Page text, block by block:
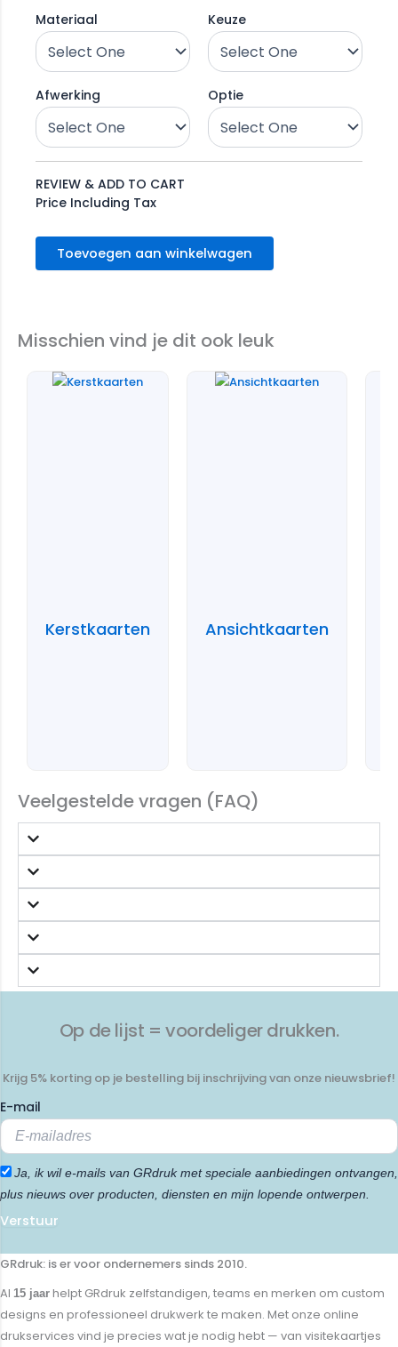
Materiaal Keuze
Afwerking Optie
REVIEW & ADD TO CART
Price Including Tax
Toevoegen aan winkelwagen
Misschien vind je dit ook leuk
Kerstkaarten Ansichtkaarten
Veelgestelde vragen (FAQ)
Op de lijst = voordeliger drukken.
Krijg 5% korting op je bestelling bij inschrijving van onze nieuwsbrief!
E-mail
Ja, ik wil e-mails van GRdruk met speciale aanbiedingen ontvangen,
plus nieuws over producten, diensten en mijn lopende ontwerpen.
Verstuur
GRdruk: is er voor ondernemers sinds 2010.
Al 15 jaar helpt GRdruk zelfstandigen, teams en merken om custom
designs en professioneel drukwerk te maken. Met onze online
drukservices vind je precies wat je nodig hebt — van visitekaartjes